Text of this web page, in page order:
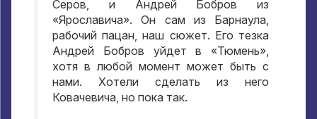
Серов, и Андрей Бобров из
«Ярославича».Он сам из Барнаула,
рабочий пацан,наш сюжет. Его тезка
Андрей Бобров уйдет в «Тюмень»,
хотя в любой момент может быть с
нами. Хотели сделать из него
Ковачевича, но пока так.